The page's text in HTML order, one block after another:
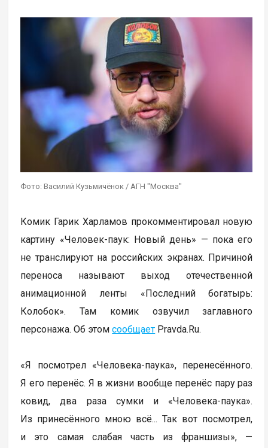
Фото: Василий Кузьмичёнок / АГН "Москва"
Комик Гарик Харламов прокомментировал новую
картину «Человек-паук: Новый день» — пока его
не транслируют на российских экранах. Причиной
переноса называют выход отечественной
анимационной ленты «Последний богатырь:
Колобок». Там комик озвучил заглавного
персонажа. Об этомсообщает Pravda.Ru.
«Я посмотрел «Человека-паука», перенесённого.
Я его перенёс. Я в жизни вообще перенёс пару раз
ковид, два раза сумки и «Человека-паука».
Из принесённого мною всё... Так вот посмотрел,
и это самая слабая часть из франшизы», —